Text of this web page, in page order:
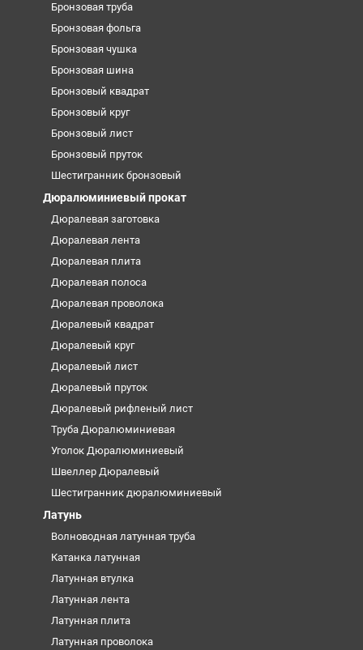
Бронзовая труба
Бронзовая фольга
Бронзовая чушка
Бронзовая шина
Бронзовый квадрат
Бронзовый круг
Бронзовый лист
Бронзовый пруток
Шестигранник бронзовый
Дюралюминиевый прокат
Дюралевая заготовка
Дюралевая лента
Дюралевая плита
Дюралевая полоса
Дюралевая проволока
Дюралевый квадрат
Дюралевый круг
Дюралевый лист
Дюралевый пруток
Дюралевый рифленый лист
Труба Дюралюминиевая
Уголок Дюралюминиевый
Швеллер Дюралевый
Шестигранник дюралюминиевый
Латунь
Волноводная латунная труба
Катанка латунная
Латунная втулка
Латунная лента
Латунная плита
Латунная проволока